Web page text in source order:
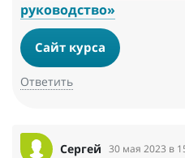
руководство»
Сайт курса
Ответить
Сергей 30 мая 2023 в